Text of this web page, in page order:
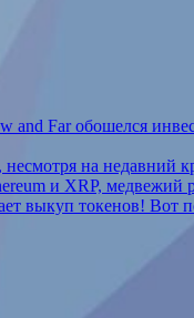
and Far обошелся
на недавний
и XRP, медвежий
выкуп токенов! Вот